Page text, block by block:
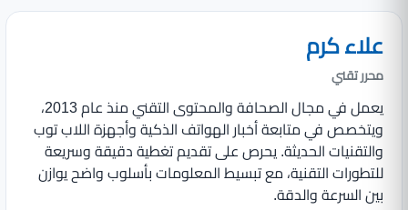
علاء كرم
محرر تقني
يعمل في مجال الصحافة والمحتوى التقني منذ عام 2013،
ويتخصص في متابعة أخبار الهواتف الذكية وأجهزة اللاب توب
والتقنيات الحديثة. يحرص على تقديم تغطية دقيقة وسريعة
للتطورات التقنية، مع تبسيط المعلومات بأسلوب واضح يوازن
بين السرعة والدقة.